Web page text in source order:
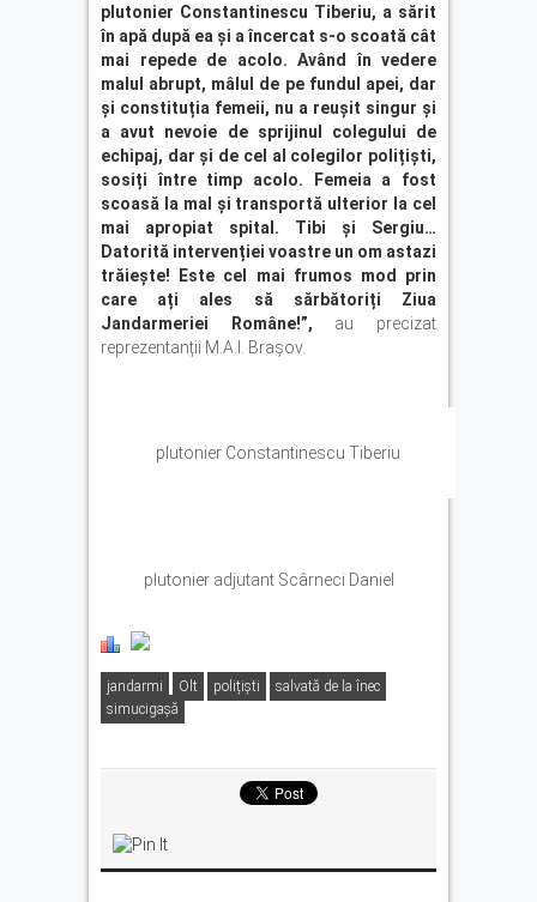
plutonier Constantinescu Tiberiu, a sărit
în apă după ea și a încercat s-o scoată cât
mai repede de acolo. Având în vedere
malul abrupt, mâlul de pe fundul apei, dar
și constituția femeii, nu a reușit singur și
a avut nevoie de sprijinul colegului de
echipaj, dar și de cel al colegilor polițiști,
sosiți între timp acolo. Femeia a fost
scoasă la mal și transportă ulterior la cel
mai apropiat spital. Tibi și Sergiu…
Datorită intervenției voastre un om astazi
trăiește! Este cel mai frumos mod prin
care ați ales să sărbătoriți Ziua
Jandarmeriei Române!”, au precizat
reprezentanții M.A.I. Brașov.
plutonier Constantinescu Tiberiu
plutonier adjutant Scârneci Daniel
jandarmi Olt polițiști
salvată de la înec
simucigașă